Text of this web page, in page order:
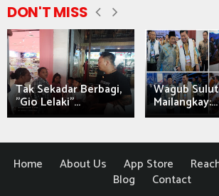
DON'T MISS
Tak Sekadar Berbagi,
"Gio Lelaki"...
Wagub
Mailangkay:...
Home About Us App Store
Blog
Contact